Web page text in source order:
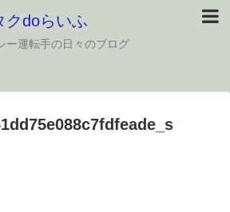
クdoらいふ
ー運転手の日々のブログ